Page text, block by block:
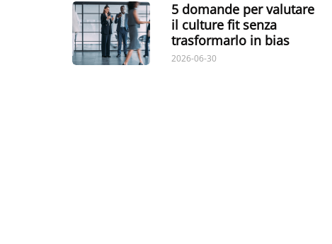
5 domande per valutare
il culture fit senza
trasformarlo in bias
2026-06-30